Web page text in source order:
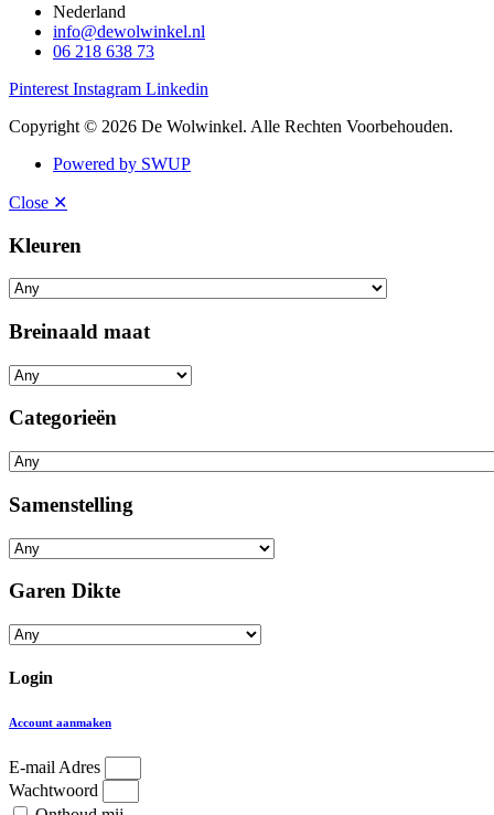
Nederland
info@dewolwinkel.nl
06 218 638 73
Pinterest Instagram Linkedin
Copyright © 2026 De Wolwinkel. Alle Rechten Voorbehouden.
Powered by SWUP
Close ✕
Kleuren
Breinaald maat
Categorieën
Samenstelling
Garen Dikte
Login
Account aanmaken
E-mail Adres
Wachtwoord